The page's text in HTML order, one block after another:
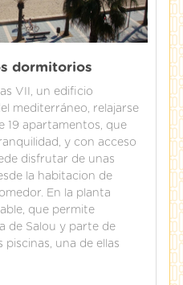
dormitorios
VII, un edificio
mediterráneo, relajarse
19 apartamentos, que
y con acceso
disfrutar de unas
la habitacion de
En la planta
que permite
de Salou y parte de
piscinas, una de ellas